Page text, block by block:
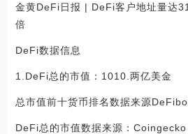
金黄DeFi日报 | DeFi客户地址量达
倍
DeFi数据信息
1.DeFi总的市值：1010.两亿美金
总市值前十货币排名数据来源
DeFi总的市值数据来源：Coingecko